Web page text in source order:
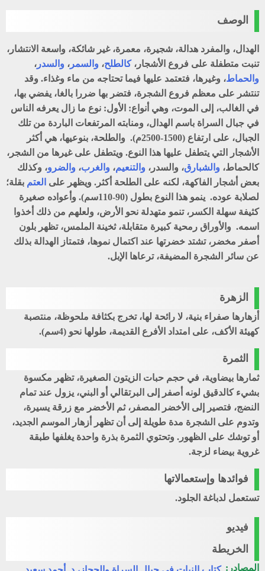
الوصف
الهدال، والمفرد هدالة، شجيرة، معمرة، غير شائكة، واسعة الانتشار،
تنبت متطفلة على فروع الأشجار،كالطلح، والسمر ، والسدر ،
والحماط، وغيرها، فتعتمد عليها فيما تحتاجه من ماء وغذاء. وقد
تنتشر على معظم فروع الشجرة، فتضر بها ضررا بالغا، يفضي بها،
في الغالب، إلى الموت، وهي أنواع: الأول: نوع ما زال يعرفه الناس
في جبال السراة باسم الهدال، ومنابته المرتفعات الباردة من تلك
الجبال، على ارتفاع (1500-2500م). والطلحة، بنوعيها، هي أكثر
الأشجار التي يتطفل عليها هذا النوع. ويتطفل على غيرها من الشجر،
كالحماط، والشبارق، والسدر، والتنعيم، والغرب، والضرو، وكذلك
بعض أشجار الفاكهة، لكنه على الطلحة أكثر. ويظهر على العتم بقلة؛
لصلابة عوده. ينمو هذا النوع بطول (90-110سم). وأعواده صغيرة
كثيفة سهلة الكسر، تنمو متهدلة نحو الأرض، ولعلهم من ذلك أخذوا
اسمه. والأوراق رمحية كبيرة متقابلة، ثخينة الملمس، تظهر بلون
أصفر مخضر، تشتد خضرتها عند اكتمال نموها، فتمتاز الهدالة بذلك
عن سائر الشجرة المضيفة، ترعاها الإبل.
الزهرة
أزهارها صفراء بنية، لا رائحة لها، تخرج بكثافة ملحوظة، منتصبة
كهيئة الأكف، على امتداد الأفرع القديمة، طولها نحو (4سم).
الثمرة
ثمارها بيضاوية، في حجم حبات الزيتون الصغيرة، تظهر مكسوة
بشيء كالدقيق لونه أصفر إلى البرتقالي أو البني، يزول عند تمام
النضج، فتصير إلى الأخضر المصفر، ثم الأخضر مع زرقة يسيرة،
وتدوم على الشجرة مدة طويلة إلى أن تظهر أزهار الموسم الجديد،
أو توشك على الظهور. وتحتوي الثمرة بذرة واحدة يغلفها طبقة
غروية بيضاء لزجة.
فوائدها وإستعمالاتها
تستعمل لدباغة الجلود.
فيديو
الخريطة
المصادر: